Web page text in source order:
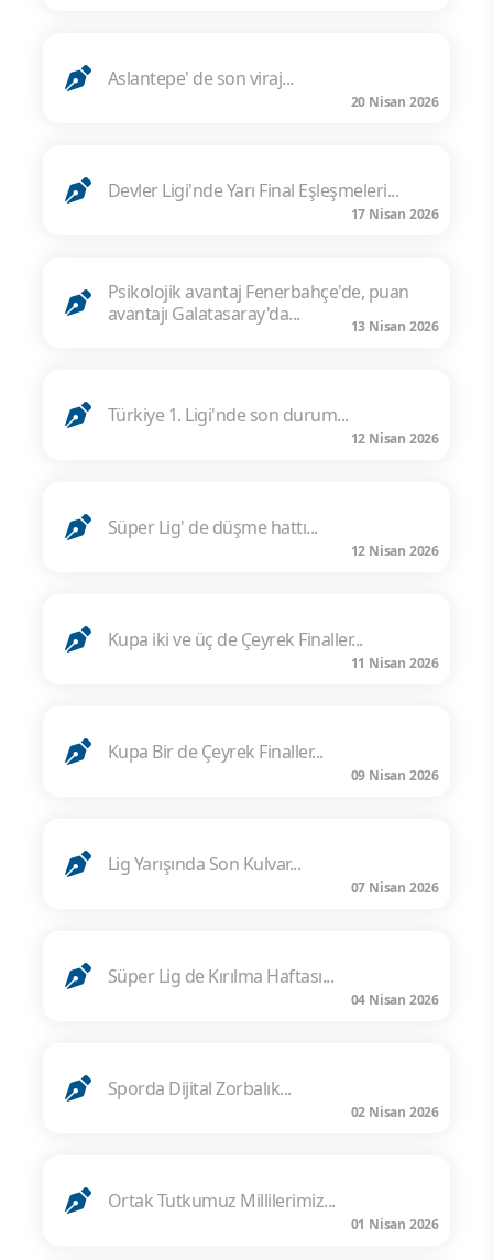
Aslantepe' de son viraj...
20 Nisan 2026
Devler Ligi'nde Yarı Final Eşleşmeleri...
17 Nisan 2026
Psikolojik avantaj Fenerbahçe'de, puan
avantajı Galatasaray'da...
13 Nisan 2026
Türkiye 1. Ligi'nde son durum...
12 Nisan 2026
Süper Lig' de düşme hattı...
12 Nisan 2026
Kupa iki ve üç de Çeyrek Finaller...
11 Nisan 2026
Kupa Bir de Çeyrek Finaller...
09 Nisan 2026
Lig Yarışında Son Kulvar...
07 Nisan 2026
Süper Lig de Kırılma Haftası...
04 Nisan 2026
Sporda Dijital Zorbalık...
02 Nisan 2026
Ortak Tutkumuz Millilerimiz...
01 Nisan 2026